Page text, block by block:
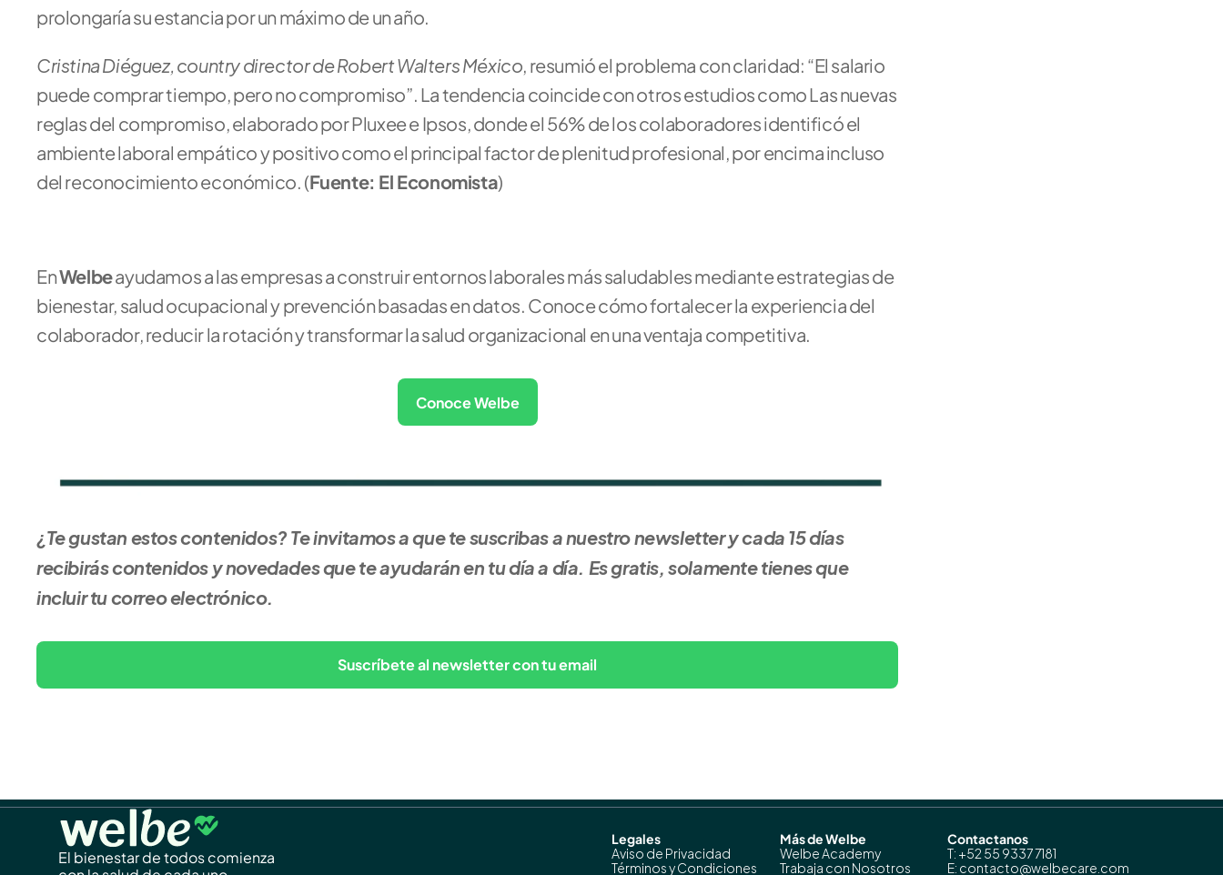
prolongaría su estancia por un máximo de un año.
Cristina Diéguez, country director de Robert Walters México, resumió el problema con claridad: “El salario
puede comprar tiempo, pero no compromiso”. La tendencia coincide con otros estudios como Las nuevas
reglas del compromiso, elaborado por Pluxee e Ipsos, donde el 56% de los colaboradores identificó el
ambiente laboral empático y positivo como el principal factor de plenitud profesional, por encima incluso
del reconocimiento económico. (Fuente: El Economista)
En Welbe ayudamos a las empresas a construir entornos laborales más saludables mediante estrategias de
bienestar, salud ocupacional y prevención basadas en datos. Conoce cómo fortalecer la experiencia del
colaborador, reducir la rotación y transformar la salud organizacional en una ventaja competitiva.
Conoce Welbe
¿Te gustan estos contenidos? Te invitamos a que te suscribas a nuestro newsletter y cada 15 días
recibirás contenidos y novedades que te ayudarán en tu día a día. Es gratis, solamente tienes que
incluir tu correo electrónico.
Suscríbete al newsletter con tu email
El bienestar de todos comienza
Legales
Aviso de Privacidad
Términos y Condiciones
Más de Welbe
Welbe Academy
Trabaja con Nosotros
Contactanos
T: +52 55 9337 7181
E: contacto@welbecare.com